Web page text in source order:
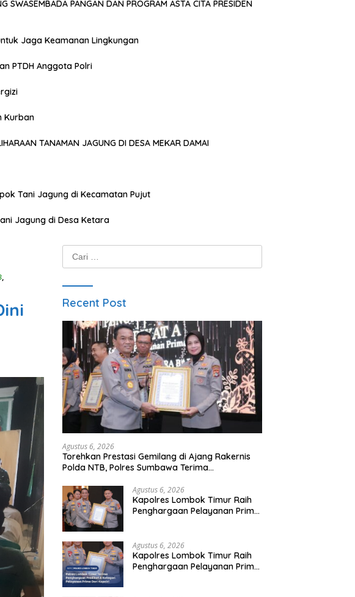
SWASEMBADA PANGAN DAN PROGRAM ASTA CITA PRESIDEN
Jaga Keamanan Lingkungan
PTDH Anggota Polri
Kurban
TANAMAN JAGUNG DI DESA MEKAR DAMAI
Tani Jagung di Kecamatan Pujut
Jagung di Desa Ketara
,
Cari
untuk:
Recent Post
Agustus 6, 2026
Torehkan Prestasi Gemilang di Ajang Rakernis
Polda NTB, Polres Sumbawa Terima
Agustus 6, 2026
Kapolres Lombok Timur Raih
Penghargaan Pelayanan Prima
Agustus 6, 2026
Kapolres Lombok Timur Raih
Penghargaan Pelayanan Prima